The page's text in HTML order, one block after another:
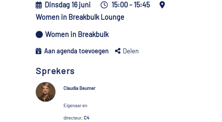
Dinsdag 16 juni
15:00 - 15:45
Women in Breakbulk Lounge
Women in Breakbulk
Aan agenda toevoegen Delen
Sprekers
Claudia Beumer
Eigenaar en
directeur, C4